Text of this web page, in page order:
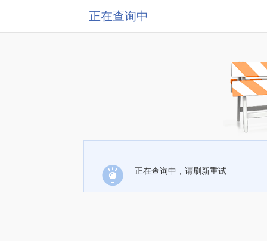
正在查询中
正在查询中，请刷新重试